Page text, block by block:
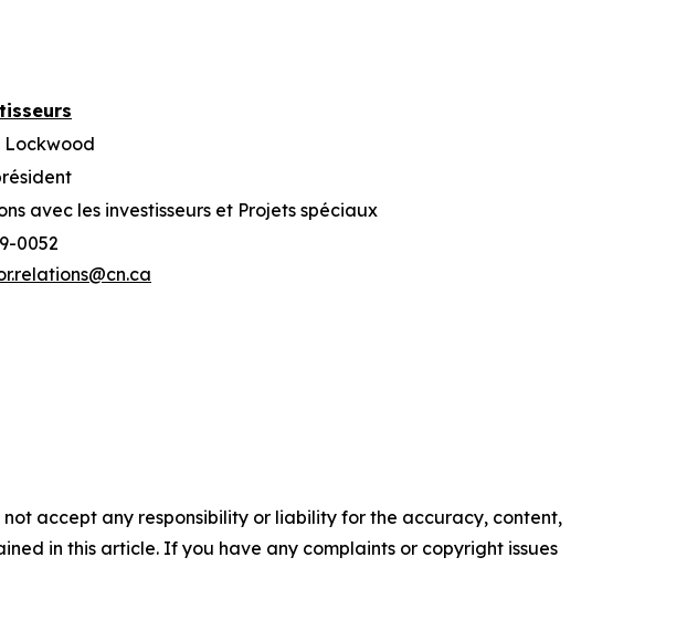
Lockwood
avec les investisseurs et Projets spéciaux
0052
accept any responsibility or liability for the accuracy, content,
in this article. If you have any complaints or copyright issues